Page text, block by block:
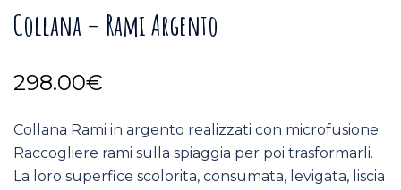
Collana – Rami Argento
298.00€
Collana Rami in argento realizzati con microfusione.
Raccogliere rami sulla spiaggia per poi trasformarli.
La loro superfice scolorita, consumata, levigata, liscia